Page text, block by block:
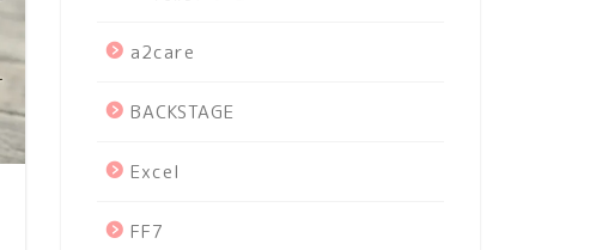
a2care
BACKSTAGE
Excel
FF7